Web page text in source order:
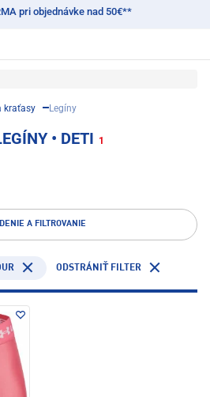
pri objednávke nad 50€**
kraťasy Legíny
• DETI 1
A FILTROVANIE
ODSTRÁNIŤ FILTER